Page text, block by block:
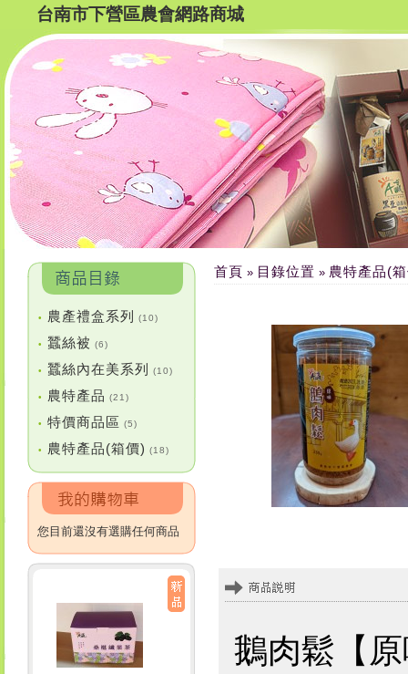
台南市下營區農會網路商城
• 農產禮盒系列 (10)
• 蠶絲被 (6)
• 蠶絲內在美系列 (10)
• 農特產品 (21)
• 特價商品區 (5)
• 農特產品(箱價) (18)
您目前還沒有選購任何商品
首頁 » 目錄位置 » 農特產品(
鵝肉鬆【